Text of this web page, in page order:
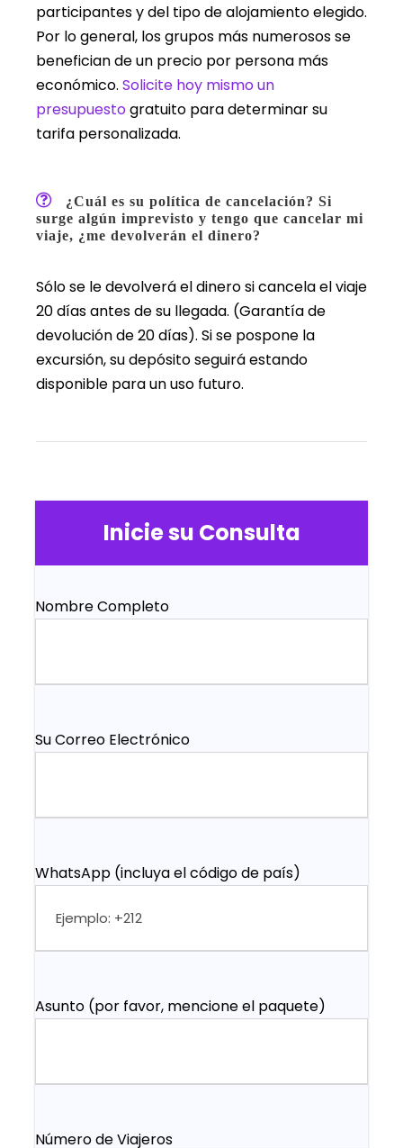
Inicie su Consulta
Nombre Completo
Su Correo Electrónico
WhatsApp (incluya el código de país)
Asunto (por favor, mencione el paquete)
Número de Viajeros
participantes y del tipo de alojamiento elegido.
Por lo general, los grupos más numerosos se
benefician de un precio por persona más
económico. Solicite hoy mismo un
presupuestogratuito para determinar su
tarifa personalizada.
¿Cuál es su política de cancelación? Si
surge algún imprevisto y tengo que cancelar mi
viaje, ¿me devolverán el dinero?
Sólo se le devolverá el dinero si cancela el viaje
20 días antes de su llegada. (Garantía de
devolución de 20 días). Si se pospone la
excursión, su depósito seguirá estando
disponible para un uso futuro.